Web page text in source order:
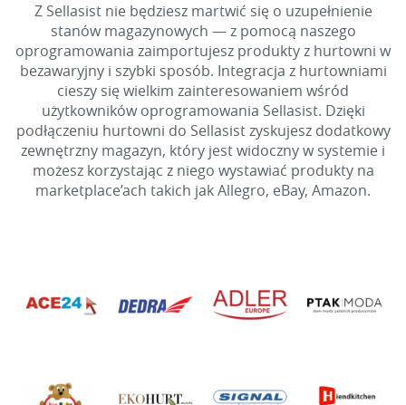
Z Sellasist nie będziesz martwić się o uzupełnienie
stanów magazynowych — z pomocą naszego
oprogramowania zaimportujesz produkty z hurtowni w
bezawaryjny i szybki sposób. Integracja z hurtowniami
cieszy się wielkim zainteresowaniem wśród
użytkowników oprogramowania Sellasist. Dzięki
podłączeniu hurtowni do Sellasist zyskujesz dodatkowy
zewnętrzny magazyn, który jest widoczny w systemie i
możesz korzystając z niego wystawiać produkty na
marketplace’ach takich jak Allegro, eBay, Amazon.